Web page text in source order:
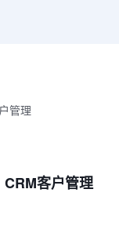
管理
CRM客户管理